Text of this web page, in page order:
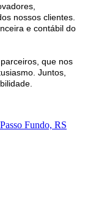
nossos clientes.
e contábil do
que nos
Juntos,
Fundo, RS